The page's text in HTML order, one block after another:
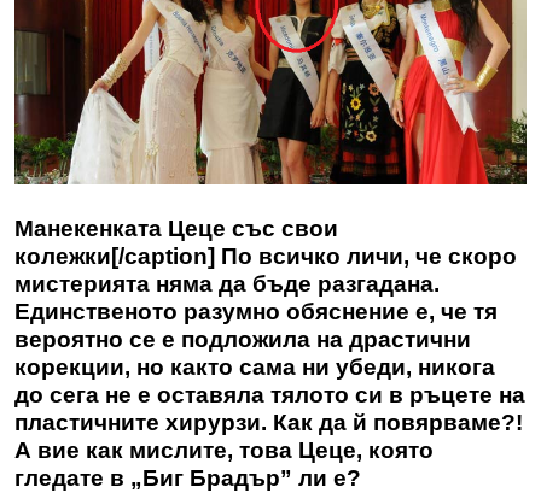
Манекенката Цеце със свои
колежки[/caption] По всичко личи, че скоро
мистерията няма да бъде разгадана.
Единственото разумно обяснение е, че тя
вероятно се е подложила на драстични
корекции, но както сама ни убеди, никога
до сега не е оставяла тялото си в ръцете на
пластичните хирурзи. Как да й повярваме?!
А вие как мислите, това Цеце, която
гледате в „Биг Брадър” ли е?